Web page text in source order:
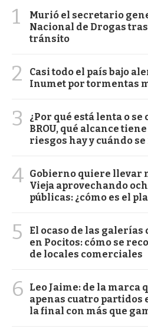
1
Murió el secretario
Nacional de Drogas
tránsito
2
Casi todo el país bajo
Inumet por tormentas
3
¿Por qué está lenta o
BROU, qué alcance
riesgos hay y cuándo
4 Gobierno quiere llevar
Vieja aprovechando
públicas: ¿cómo es el
5
El ocaso de las galerías
en Pocitos: cómo se
de locales comerciales
6
Leo Jaime: de la marca
apenas cuatro partidos
la final con más que